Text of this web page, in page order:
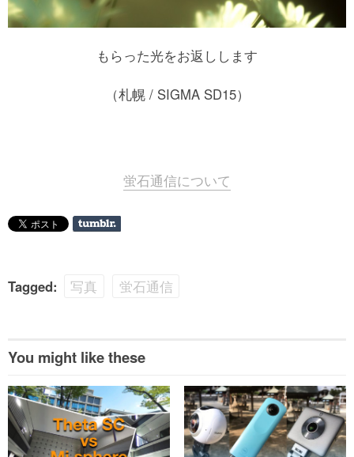
もらった光をお返しします
（札幌 / SIGMA SD15）
蛍石通信について
Tagged: 写真 蛍石通信
You might like these